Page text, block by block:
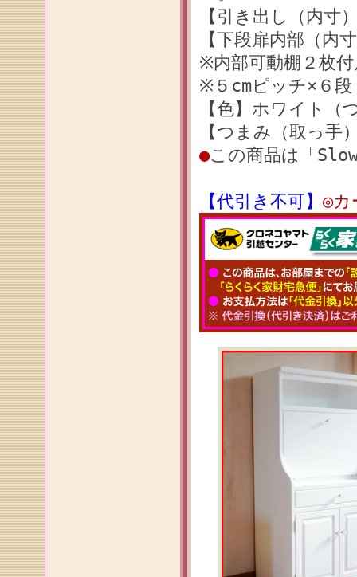
【引き出し（内寸
【下段扉内部（内
※内部可動棚２枚付
※５cmピッチ×６段
【色】ホワイト（
【つまみ（取っ
●この商品は「
【代引き不可】 ◎カ